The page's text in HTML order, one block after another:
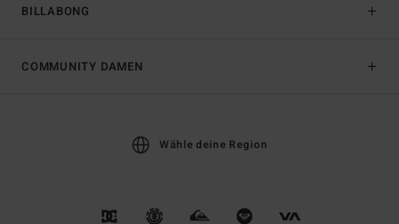
BILLABONG
COMMUNITY DAMEN
Wähle deine Region